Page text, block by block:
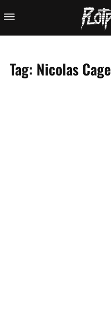
Tag: Nicolas Cage